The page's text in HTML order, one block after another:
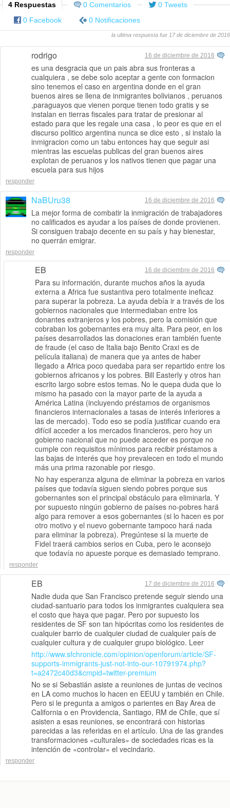
4 Respuestas 0 Comentarios
0 Tweets
0 Facebook
0 Notificaciones
la ultima respuesta fue 17 de diciembre de 2016
rodrigo 16 de diciembre de 2016
es una desgracia que un pais abra sus fronteras a
cualquiera , se debe solo aceptar a gente con formacion
sino tenemos el caso en argentina donde en el gran
buenos aires se llena de inmigrantes bolivianos , peruanos
,paraguayos que vienen porque tienen todo gratis y se
instalan en tierras fiscales para tratar de presionar al
estado para que les regale una casa , lo peor es que en el
discurso politico argentina nunca se dice esto , si instalo la
inmigracion como un tabu entonces hay que seguir asi
mientras las escuelas publicas del gran buenos aires
explotan de peruanos y los nativos tienen que pagar una
escuela para sus hijos
responder
NaBUru38 16 de diciembre de 2016
La mejor forma de combatir la inmigración de trabajadores
no calificados es ayudar a los países de donde provienen.
Si consiguen trabajo decente en su país y hay bienestar,
no querrán emigrar.
responder
EB 16 de diciembre de 2016
Para su información, durante muchos años la ayuda
externa a Africa fue sustantiva pero totalmente ineficaz
para superar la pobreza. La ayuda debía ir a través de los
gobiernos nacionales que intermediaban entre los
donantes extranjeros y los pobres, pero la comisión que
cobraban los gobernantes era muy alta. Para peor, en los
países desarrollados las donaciones eran también fuente
de fraude (el caso de Italia bajo Benito Craxi es de
película italiana) de manera que ya antes de haber
llegado a Africa poco quedaba para ser repartido entre los
gobiernos africanos y los pobres. Bill Easterly y otros han
escrito largo sobre estos temas. No le quepa duda que lo
mismo ha pasado con la mayor parte de la ayuda a
América Latina (incluyendo préstamos de organismos
financieros internacionales a tasas de interés inferiores a
las de mercado). Todo eso se podía justificar cuando era
difícil acceder a los mercados financieros, pero hoy un
gobierno nacional que no puede acceder es porque no
cumple con requisitos mínimos para recibir préstamos a
las bajas de interés que hoy prevalecen en todo el mundo
más una prima razonable por riesgo.
No hay esperanza alguna de eliminar la pobreza en varios
países que todavía siguen siendo pobres porque sus
gobernantes son el principal obstáculo para eliminarla. Y
por supuesto ningún gobierno de países no-pobres hará
algo para remover a esos gobernantes (si lo hacen es por
otro motivo y el nuevo gobernante tampoco hará nada
para eliminar la pobreza). Pregúntese si la muerte de
Fidel traerá cambios serios en Cuba, pero le aconsejo
que todavía no apueste porque es demasiado temprano.
responder
EB 17 de diciembre de 2016
Nadie duda que San Francisco pretende seguir siendo una
ciudad-santuario para todos los inmigrantes cualquiera sea
el costo que haya que pagar. Pero por supuesto los
residentes de SF son tan hipócritas como los residentes de
cualquier barrio de cualquier ciudad de cualquier país de
cualquier cultura y de cualquier grupo biológico. Leer
http://www.sfchronicle.com/opinion/openforum/article/SF-
supports-immigrants-just-not-into-our-10791974.php?
t=a2472c40d3&cmpid=twitter-premium
No se si Sebastián asiste a reuniones de juntas de vecinos
en LA como muchos lo hacen en EEUU y también en Chile.
Pero si le pregunta a amigos o parientes en Bay Area de
California o en Providencia, Santiago, RM de Chile, que sí
asisten a esas reuniones, se encontrará con historias
parecidas a las referidas en el artículo. Una de las grandes
transformaciones «culturales» de sociedades ricas es la
intención de «controlar» el vecindario.
responder